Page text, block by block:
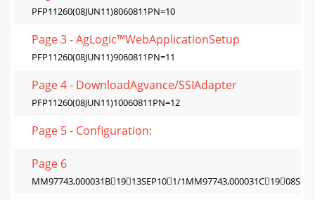
PFP11260(08JUN11)8060811PN=10
Page 3 - AgLogic™WebApplicationSetup
PFP11260(08JUN11)9060811PN=11
Page 4 - DownloadAgvance/SSIAdapter
PFP11260(08JUN11)10060811PN=12
Page 5 - Configuration:
Page 6
MM97743,000031B1913SEP101/